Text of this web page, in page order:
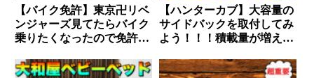
【バイク免許】東京卍リベ
ンジャーズ見てたらバイク
乗りたくなったので免許取
【ハンターカブ】大容量の
サイドバックを取付してみ
よう！！！積載量が増えれ